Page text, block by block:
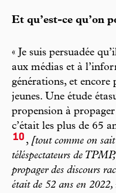
Et qu’est-ce qu’on
« Je suis persuadée
aux médias et à
générations, et
jeunes. Une étude
propension à propager
c’était les plus de 65
10 , [tout comme on sait
téléspectateurs de
propager des discours
était de 52 ans en